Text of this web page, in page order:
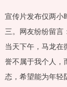
宣传片发布仅两小
三。网友纷纷留言
当天下午，马龙在
誉不属于我个人，
态，希望能为年轻